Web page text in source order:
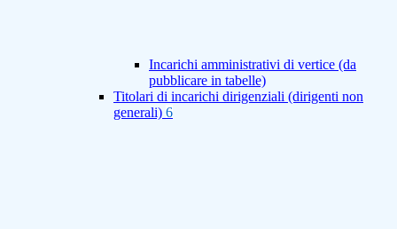
Incarichi amministrativi di vertice (da
pubblicare in tabelle)
Titolari di incarichi dirigenziali (dirigenti non
generali) 6